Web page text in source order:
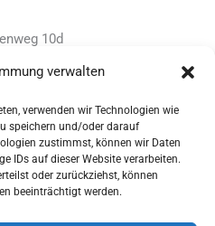
verwalten
verwenden wir Technologien wie
speichern und/oder darauf
zustimmst, können wir Daten
IDs auf dieser Website verarbeiten.
oder zurückziehst, können
beeinträchtigt werden.
10d
Windorf
- 97 39 0